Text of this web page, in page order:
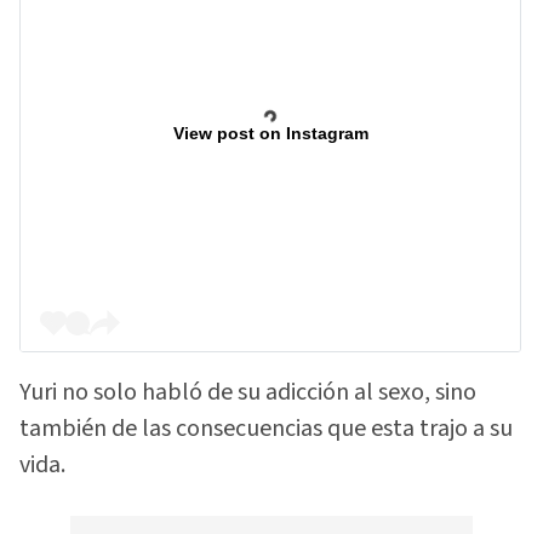
View post on Instagram
Yuri no solo habló de su adicción al sexo, sino
también de las consecuencias que esta trajo a su
vida.